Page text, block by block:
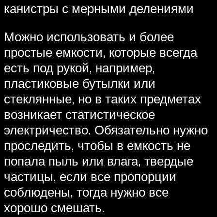
канистры с мерными делениями
Можно использовать и более
простые емкости, которые всегда
есть под рукой, например,
пластиковые бутылки или
стеклянные, но в таких предметах
возникает статистическое
электричество. Обязательно нужно
проследить, чтобы в емкость не
попала пыль или влага, твердые
частицы, если все пропорции
соблюдены, тогда нужно все
хорошо смешать.